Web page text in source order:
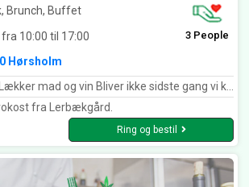
Brunch, Buffet
10:00 til 17:00 3 People
Hørsholm
sidste gang vi kommet. Vi har flere gange spist deres lækre stegt flæsk om torsdagen. Kan varmt anbefale stedet
fra Lerbækgård.
Ring og bestil